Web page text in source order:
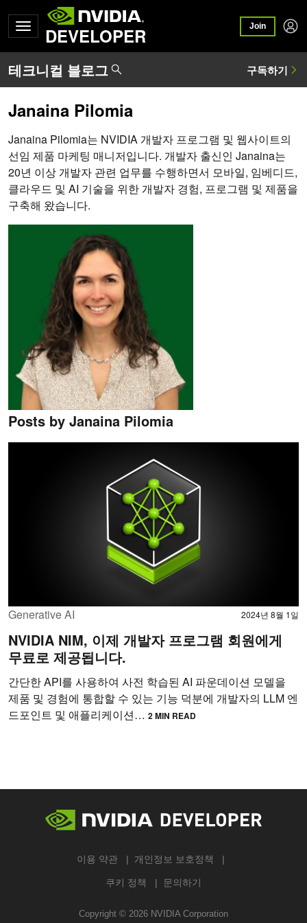
DEVELOPER Join
Janaina Pilomia
Janaina Pilomia는 NVIDIA 개발자 프로그램 및 웹사이트의
선임 제품 마케팅 매니저입니다. 개발자 출신인 Janaina는
20년 이상 개발자 관련 업무를 수행하면서 모바일, 임베디드,
클라우드 및 AI 기술을 위한 개발자 경험, 프로그램 및 제품을
구축해 왔습니다.
Posts by Janaina Pilomia
Generative AI 2024년 8월 1일
NVIDIA NIM, 이제 개발자 프로그램 회원에게
무료로 제공됩니다.
간단한 API를 사용하여 사전 학습된 AI 파운데이션 모델을
제품 및 경험에 통합할 수 있는 기능 덕분에 개발자의 LLM 엔
드포인트 및 애플리케이션… 2 MIN READ
이용 약관 개인정보 보호정책
쿠키 정책 문의하기
Copyright © 2026 NVIDIA Corporation